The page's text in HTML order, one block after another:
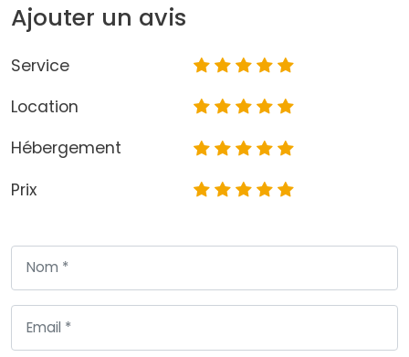
Ajouter un avis
Service
Location
Hébergement
Prix